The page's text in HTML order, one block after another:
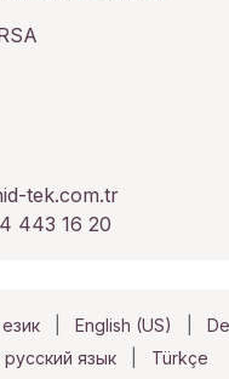
tek.com.tr
443 16 20
English (US)
русский язык
Türkçe